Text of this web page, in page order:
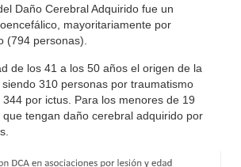
Daño Cerebral Adquirido fue un
mayoritariamente por
(794 personas).
de los 41 a los 50 años el origen de la
310 personas por traumatismo
por ictus. Para los menores de 19
tengan daño cerebral adquirido por